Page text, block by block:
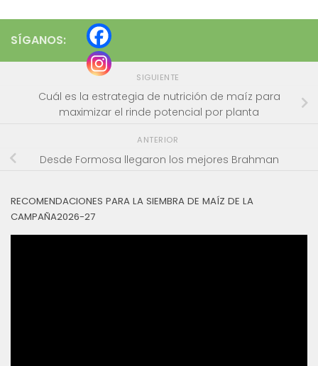
SÍGANOS:
SIGUIENTE
Cuál es la estrategia de nutrición de maíz para
maximizar el rinde potencial por planta
ANTERIOR
Desde Formosa llegaron los mejores Brahman
RECOMENDACIONES PARA LA SIEMBRA DE MAÍZ DE LA
CAMPAÑA2026-27